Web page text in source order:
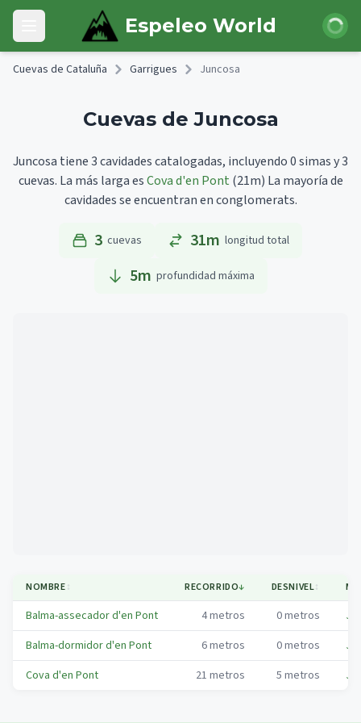
Skip to main content
Open main menu Espeleo World Iniciar
Cuevas de Cataluña Garrigues Juncosa
Cuevas de Juncosa
Juncosa tiene 3 cavidades catalogadas, incluyendo 0 simas y 3
cuevas. La más larga esCova d'en Pont (21m) La mayoría de
cavidades se encuentran en conglomerats.
3 cuevas 31m longitud total
5m profundidad máxima
NOMBRE↕ RECORRIDO↓ DESNIVEL↕
Balma-assecador d'en Pont 4metros 0metros
Balma-dormidor d'en Pont
6metros 0metros
Cova d'en Pont
21 metros 5 metros